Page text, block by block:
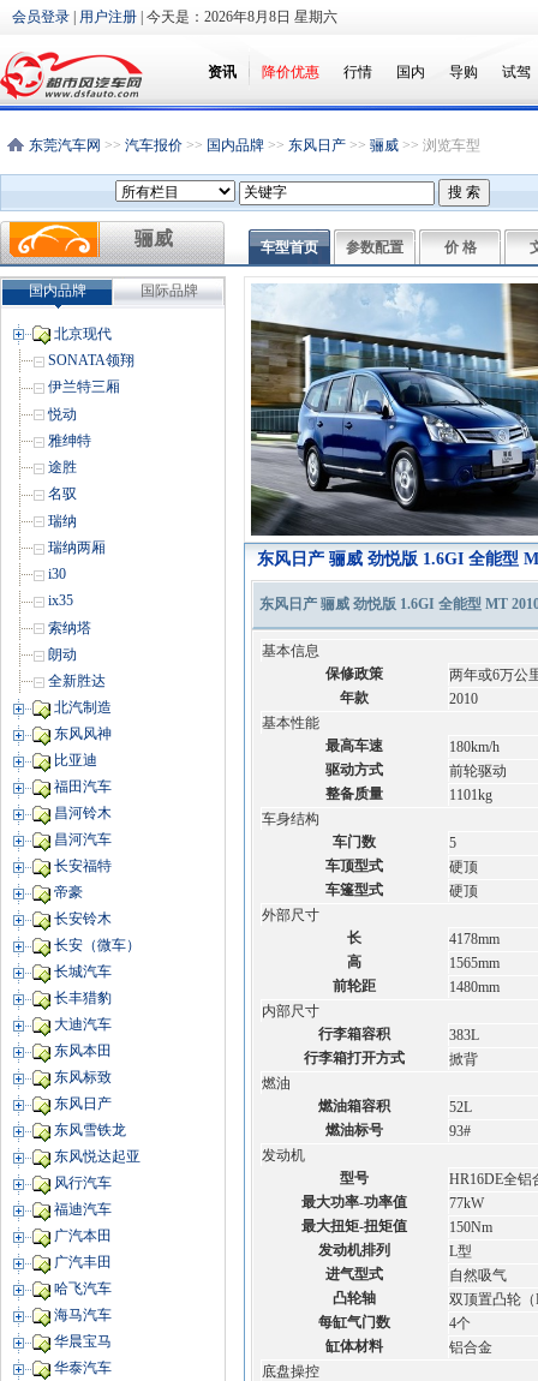
会员登录 用户注册 | 今天是： 2026年8月8日 星期六
资讯 降价优惠 行情 国内 导购 试驾
东莞汽车网 >> 汽车报价 >> 国内品牌 >> 东风日产 >> 骊威 >> 浏览车型
骊威 车型首页 参数配置 价 格
东风日产 骊威 劲悦版 1.6GI 全能型
东风日产 骊威 劲悦版 1.6GI 全能型 MT
基本信息
保修政策
两年或6万公
年款
2010
基本性能
最高车速
180km/h
驱动方式
前轮驱动
整备质量
1101kg
车身结构
车门数
5
车顶型式
硬顶
车篷型式
硬顶
外部尺寸
长
4178mm
高
1565mm
前轮距
1480mm
内部尺寸
行李箱容积
383L
行李箱打开方式
掀背
燃油
燃油箱容积
52L
燃油标号
93#
发动机
型号
HR16DE全铝
最大功率-功率值
77kW
最大扭矩-扭矩值
150Nm
发动机排列
L型
进气型式
自然吸气
凸轮轴
双顶置凸轮
每缸气门数
4个
缸体材料
铝合金
底盘操控
国内品牌 国际品牌
北京现代
SONATA领翔
伊兰特三厢
悦动
雅绅特
途胜
名驭
瑞纳
瑞纳两厢
i30
ix35
索纳塔
朗动
全新胜达
北汽制造
东风风神
比亚迪
福田汽车
昌河铃木
昌河汽车
长安福特
帝豪
长安铃木
长安（微车）
长城汽车
长丰猎豹
大迪汽车
东风本田
东风标致
东风日产
东风雪铁龙
东风悦达起亚
风行汽车
福迪汽车
广汽本田
广汽丰田
哈飞汽车
海马汽车
华晨宝马
华泰汽车